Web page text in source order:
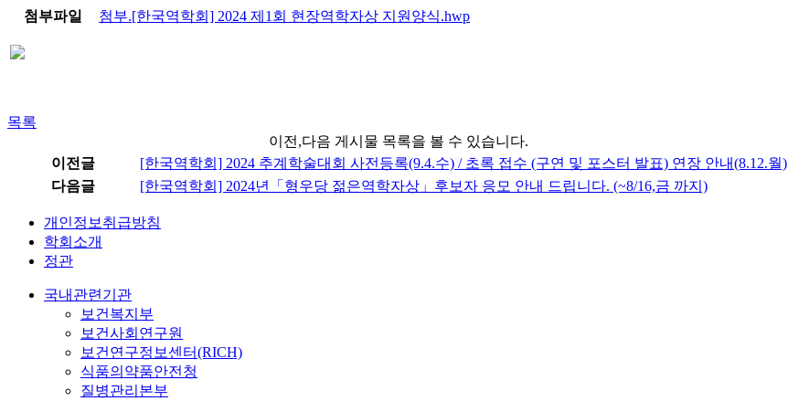
첨부파일 첨부.[한국역학회] 2024 제1회 현장역학자상 지원양식.hwp
목록
이전,다음 게시물 목록을 볼 수 있습니다.
이전글
[한국역학회] 2024 추계학술대회 사전등록(9.4.수) / 초록 접수 (구연 및 포스터 발표) 연장 안내(8.12.월)
다음글
[한국역학회] 2024년「형우당 젊은역학자상」후보자 응모 안내 드립니다. (~8/16,금 까지)
개인정보취급방침
학회소개
정관
국내관련기관
보건복지부
보건사회연구원
보건연구정보센터(RICH)
식품의약품안전청
질병관리본부